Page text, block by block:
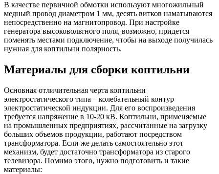
В качестве первичной обмотки используют многожильный
медный провод диаметром 1 мм, десять витков наматываются
непосредственно на магнитопровод. При настройке
генератора высоковольтного поля, возможно, придется
поменять местами подключение, чтобы на выходе получилась
нужная для коптильни полярность.
Материалы для сборки коптильни
Основная отличительная черта коптильни
электростатического типа – колебательный контур
электростатической индукции. Для его воспроизведения
требуется напряжение в 10-20 кВ. Коптильни, применяемые
на промышленных предприятиях, рассчитанные на загрузку
больших объемов продукции, работают посредством
трансформатора. Если же делать самостоятельно этот
механизм, будет достаточно трансформатора из старого
телевизора. Помимо этого, нужно подготовить и такие
материалы: